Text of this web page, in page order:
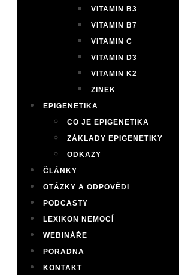
VITAMIN B3
VITAMIN B7
VITAMIN C
VITAMIN D3
VITAMIN K2
ZINEK
EPIGENETIKA
CO JE EPIGENETIKA
ZÁKLADY EPIGENETIKY
ODKAZY
ČLÁNKY
OTÁZKY A ODPOVĚDI
PODCASTY
LEXIKON NEMOCÍ
WEBINÁŘE
PORADNA
KONTAKT